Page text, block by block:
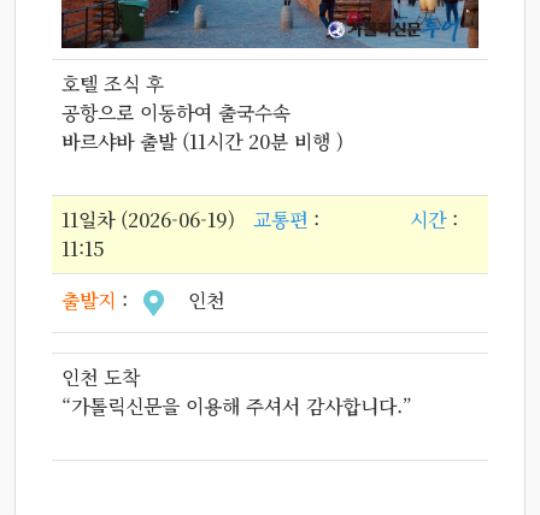
호텔 조식 후
공항으로 이동하여 출국수속
바르샤바 출발 (11시간 20분 비행 )
11일차 (2026-06-19) 교통편 : 시간:
11:15
출발지 : 인천
인천 도착
“가톨릭신문을 이용해 주셔서 감사합니다.”